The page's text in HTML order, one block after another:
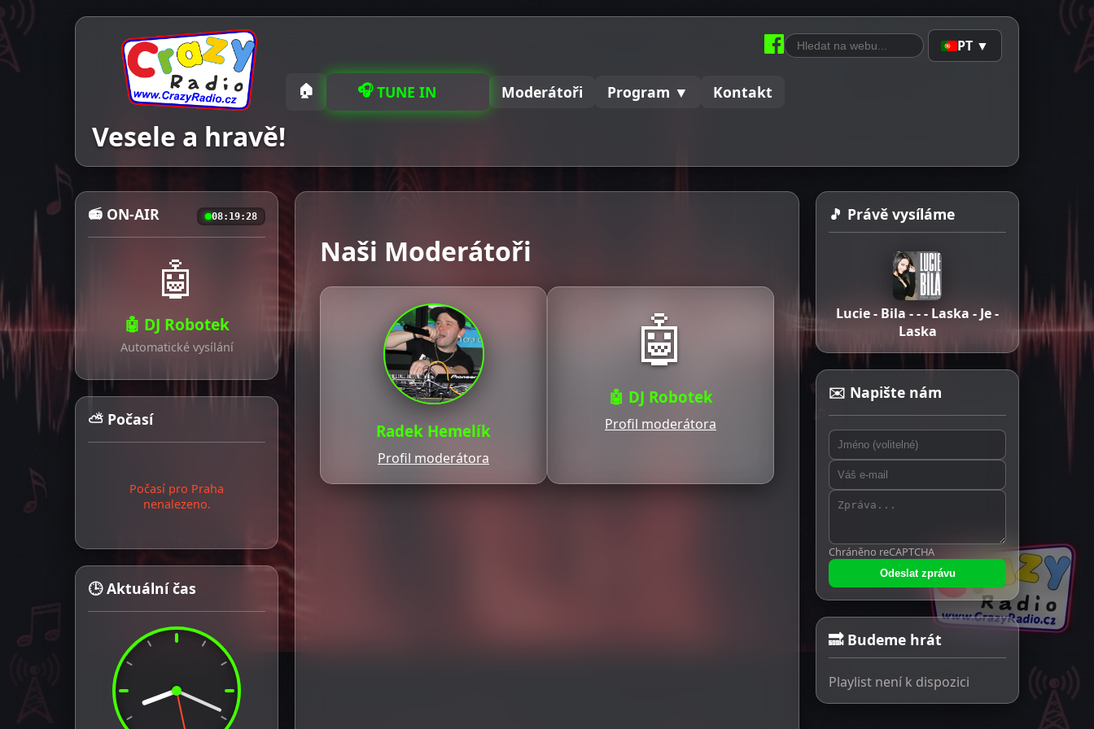
Vesele a hravě!
🏠 🎧 NALADIT Moderátoři Program ▼ Kontakt
PT ▼
📻 ON-AIR 08:19:28
🤖
🤖 DJ Robotek
Automatické vysílání
⛅ Počasí
Počasí pro Praha
nenalezeno.
🕒 Aktuální čas
Naši Moderátoři
Radek Hemelík
Profil moderátora
🤖
🤖 DJ Robotek
Profil moderátora
🎵 Právě vysíláme
Lucie - Bila - - - Laska - Je -
Laska
✉️ Napište nám
Chráněno reCAPTCHA
Odeslat zprávu
🔜 Budeme hrát
Playlist není k dispozici